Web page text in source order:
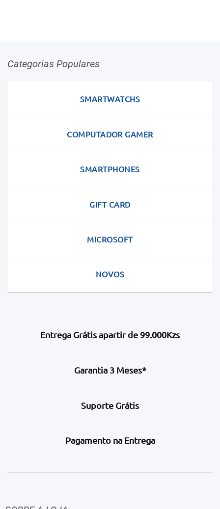
Categorias Populares
SMARTWATCHS
COMPUTADOR GAMER
SMARTPHONES
GIFT CARD
MICROSOFT
NOVOS
Entrega Grátis apartir de 99.000Kzs
Garantia 3 Meses*
Suporte Grátis
Pagamento na Entrega